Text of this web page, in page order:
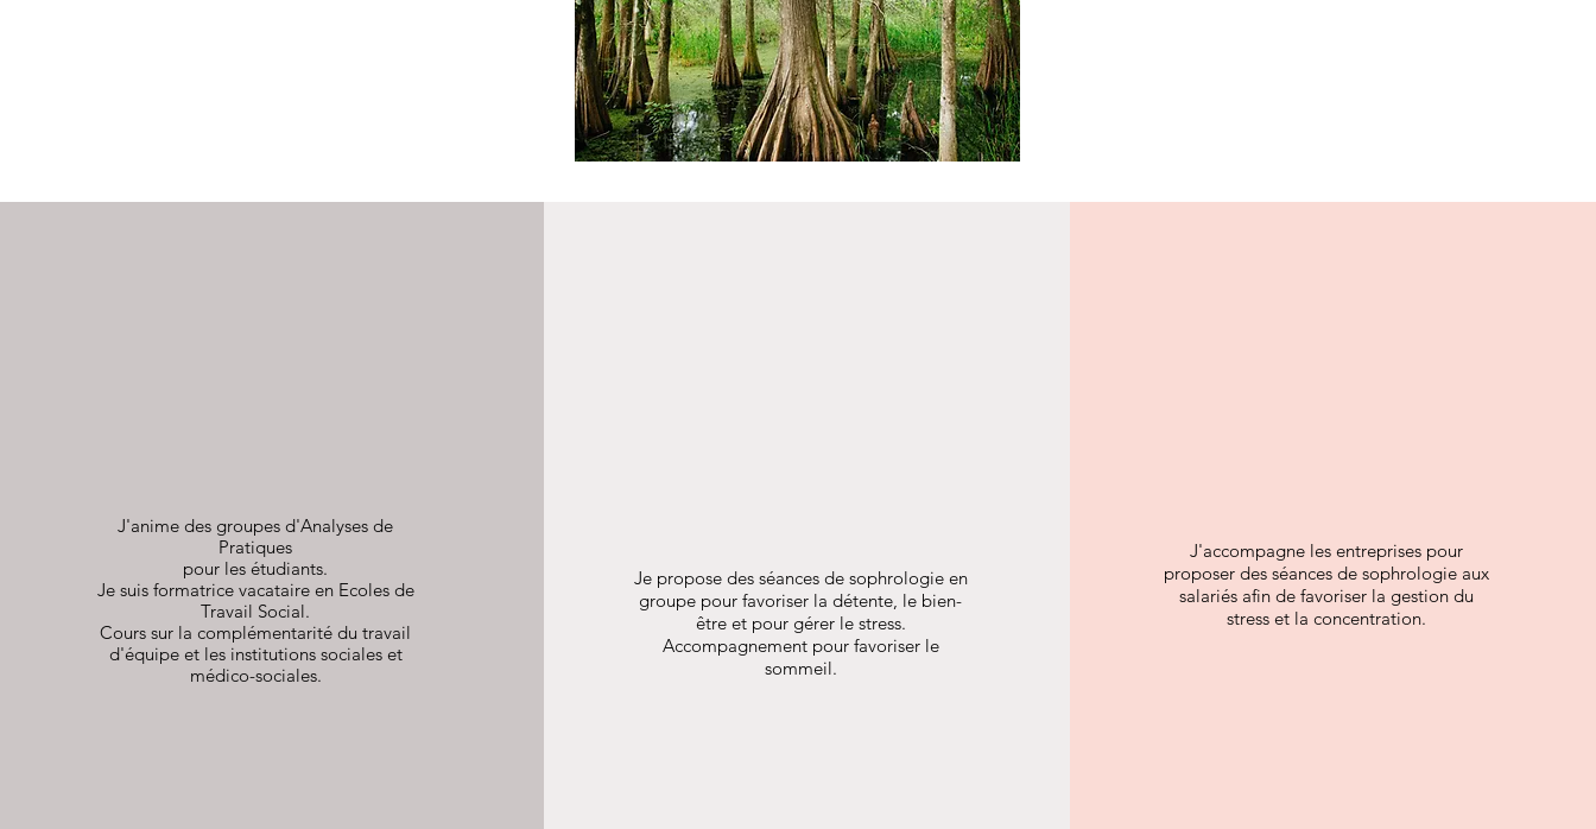
J'anime des groupes d'Analyses de
Pratiques
pour les étudiants.
Je suis formatrice vacataire en Ecoles de
Travail Social.
Cours sur la complémentarité du travail
d'équipe et les institutions sociales et
médico-sociales.
Je propose des séances de sophrologie en
groupe pour favoriser la détente, le bien-
être et pour gérer le stress.
Accompagnement pour favoriser le
sommeil.
J'accompagne les entreprises pour
proposer des séances de sophrologie aux
salariés afin de favoriser la gestion du
stress et la concentration.